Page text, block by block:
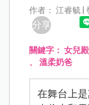
作者： 江睿毓 |
分享
關鍵字：女兒
、溫柔奶爸
在舞台上